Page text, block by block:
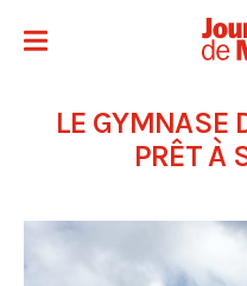
LE GYMNASE
PRÊT À